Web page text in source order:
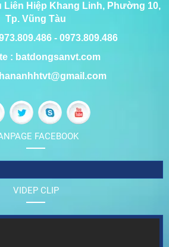
Hiệp Khang Linh, Phường 10,
Tp. Vũng Tàu
- 0973.809.486
: batdongsanvt.com
FACEBOOK
VIDEP CLIP